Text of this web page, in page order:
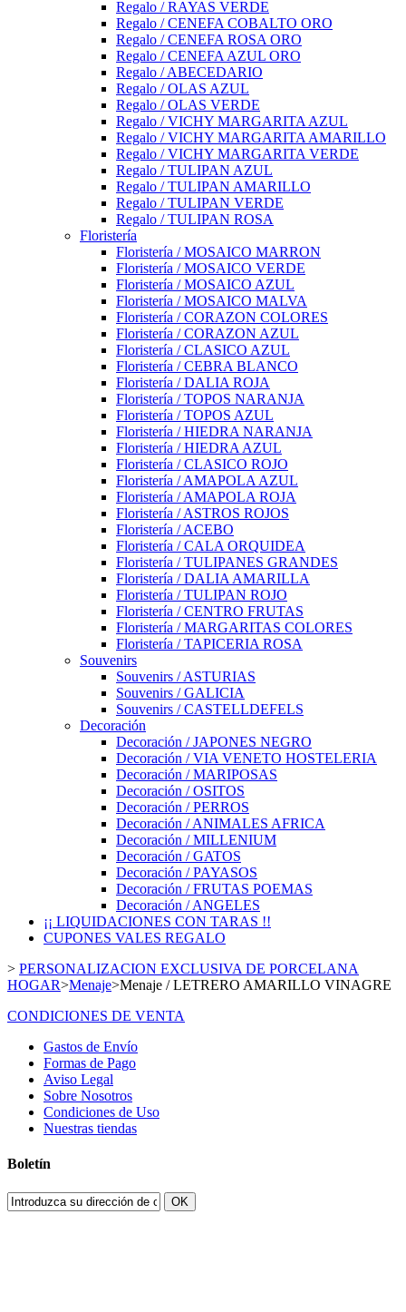
Regalo / RAYAS VERDE
Regalo / CENEFA COBALTO ORO
Regalo / CENEFA ROSA ORO
Regalo / CENEFA AZUL ORO
Regalo / ABECEDARIO
Regalo / OLAS AZUL
Regalo / OLAS VERDE
Regalo / VICHY MARGARITA AZUL
Regalo / VICHY MARGARITA AMARILLO
Regalo / VICHY MARGARITA VERDE
Regalo / TULIPAN AZUL
Regalo / TULIPAN AMARILLO
Regalo / TULIPAN VERDE
Regalo / TULIPAN ROSA
Floristería
Floristería / MOSAICO MARRON
Floristería / MOSAICO VERDE
Floristería / MOSAICO AZUL
Floristería / MOSAICO MALVA
Floristería / CORAZON COLORES
Floristería / CORAZON AZUL
Floristería / CLASICO AZUL
Floristería / CEBRA BLANCO
Floristería / DALIA ROJA
Floristería / TOPOS NARANJA
Floristería / TOPOS AZUL
Floristería / HIEDRA NARANJA
Floristería / HIEDRA AZUL
Floristería / CLASICO ROJO
Floristería / AMAPOLA AZUL
Floristería / AMAPOLA ROJA
Floristería / ASTROS ROJOS
Floristería / ACEBO
Floristería / CALA ORQUIDEA
Floristería / TULIPANES GRANDES
Floristería / DALIA AMARILLA
Floristería / TULIPAN ROJO
Floristería / CENTRO FRUTAS
Floristería / MARGARITAS COLORES
Floristería / TAPICERIA ROSA
Souvenirs
Souvenirs / ASTURIAS
Souvenirs / GALICIA
Souvenirs / CASTELLDEFELS
Decoración
Decoración / JAPONES NEGRO
Decoración / VIA VENETO HOSTELERIA
Decoración / MARIPOSAS
Decoración / OSITOS
Decoración / PERROS
Decoración / ANIMALES AFRICA
Decoración / MILLENIUM
Decoración / GATOS
Decoración / PAYASOS
Decoración / FRUTAS POEMAS
Decoración / ANGELES
¡¡ LIQUIDACIONES CON TARAS !!
CUPONES VALES REGALO
> PERSONALIZACION EXCLUSIVA DE PORCELANA
HOGAR>Menaje>Menaje / LETRERO AMARILLO VINAGRE
CONDICIONES DE VENTA
Gastos de Envío
Formas de Pago
Aviso Legal
Sobre Nosotros
Condiciones de Uso
Nuestras tiendas
Boletín
OK